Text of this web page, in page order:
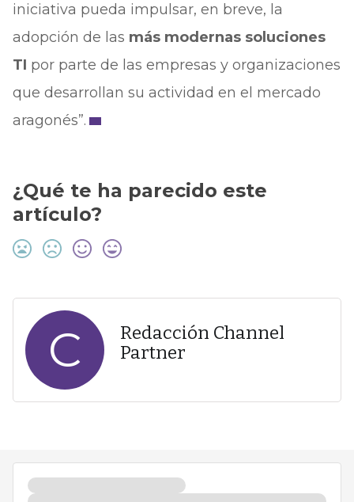
iniciativa pueda impulsar, en breve, la
adopción de las más modernas soluciones
TI por parte de las empresas y organizaciones
que desarrollan su actividad en el mercado
aragonés”.
¿Qué te ha parecido este
artículo?
C
Redacción Channel
Partner